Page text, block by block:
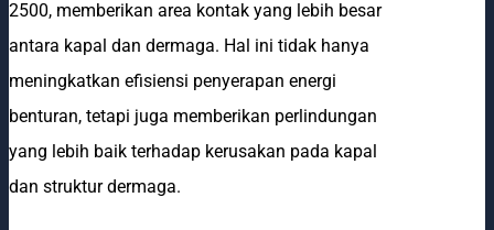
2500, memberikan area kontak yang lebih besar
antara kapal dan dermaga. Hal ini tidak hanya
meningkatkan efisiensi penyerapan energi
benturan, tetapi juga memberikan perlindungan
yang lebih baik terhadap kerusakan pada kapal
dan struktur dermaga.